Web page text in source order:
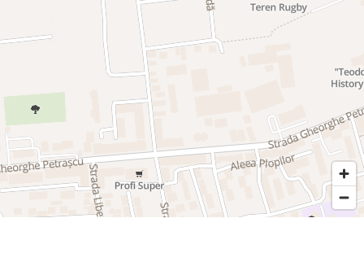
Dacă îți dorești mai mult decât un simplu teren și cauți locul
potrivit pentru a construi casa visurilor tale într-un cartier
liniștit și apreciat, această proprietate merită toată atenția.
Pentru informații suplimentare și programarea unei vizionări,
contactează specialiștii de la Decibel Imobiliare sau discută
cu experții unei Agenție imobiliară Tecuci care cunosc în
detaliu evoluția pieței locale.
0720 618 142
Unele oportunități apar rar. Uneori, viitorul începe cu un
simplu telefon.